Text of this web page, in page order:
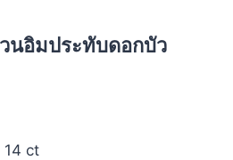
นอิมประทับดอกบัว
ct